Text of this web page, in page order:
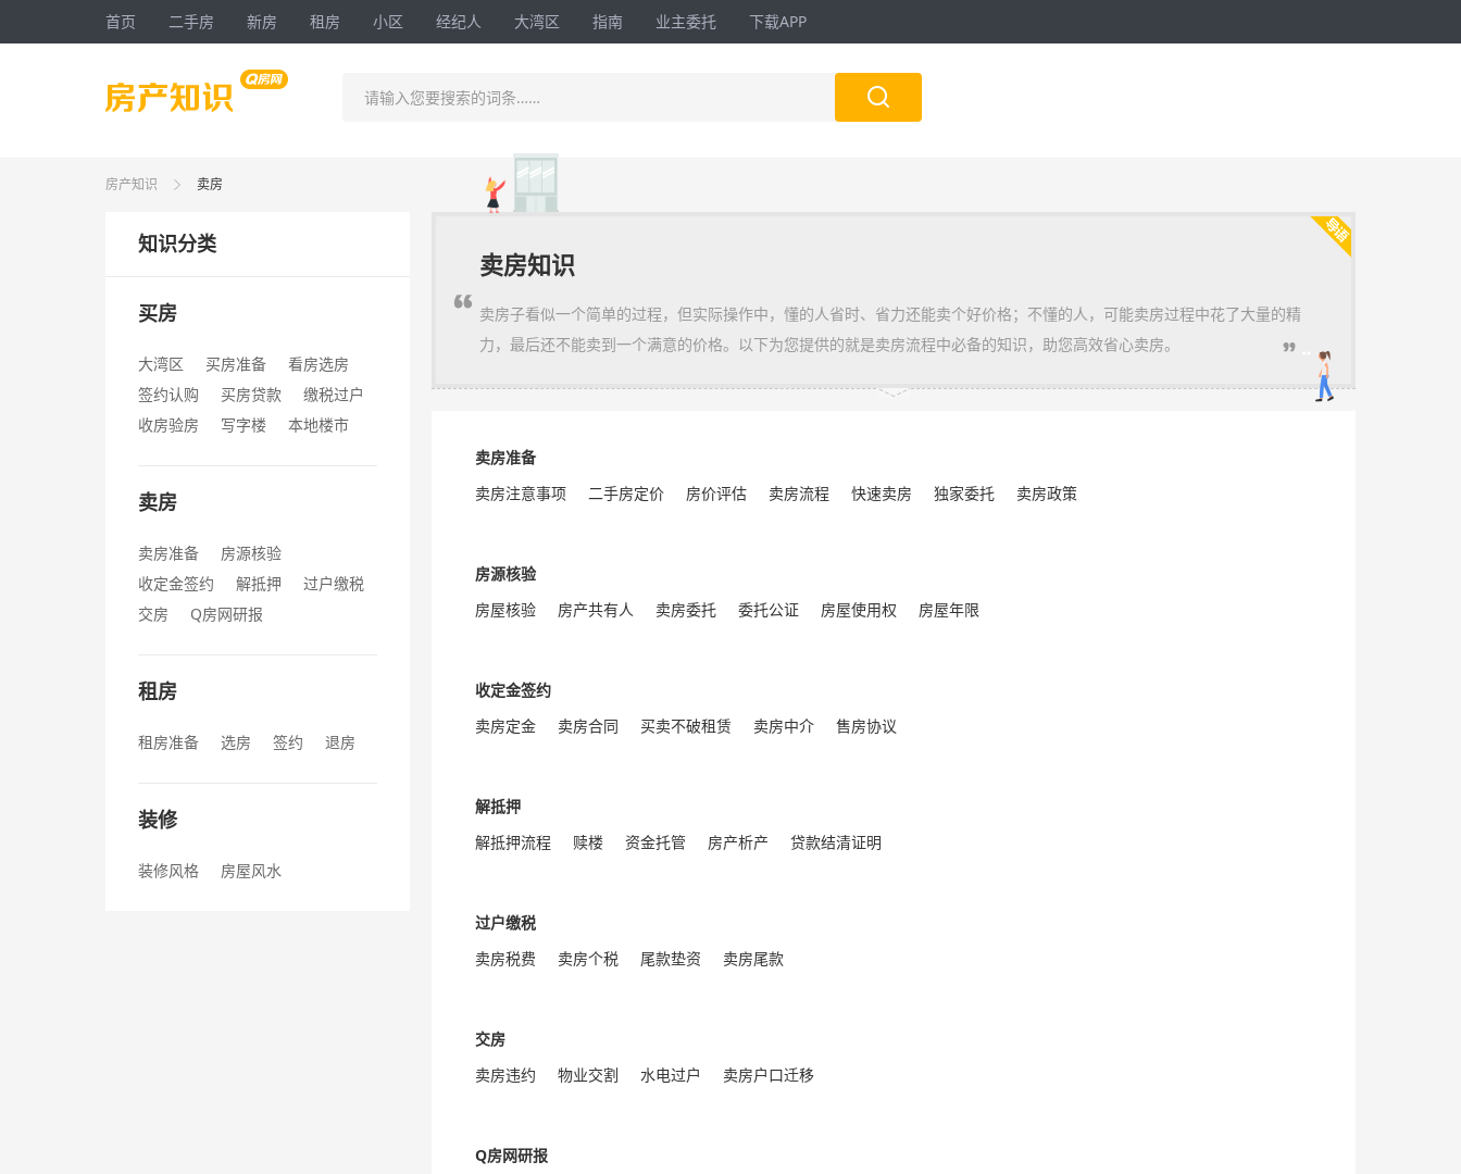
首页 二手房 新房 租房 小区 经纪人 大湾区 指南 业主委托 下载APP
请输入您要搜索的词条…… 
房产知识 卖房
知识分类
买房
大湾区 买房准备
看房选房
签约认购
买房贷款
缴税过户
收房验房
写字楼 本地楼市
卖房
卖房准备
房源核验
收定金签约
解抵押
过户缴税
交房
Q房网研报
租房
租房准备 选房 签约 退房
装修
装修风格 房屋风水
卖房知识
卖房子看似一个简单的过程，但实际操作中，懂的人省时、省力还能卖个好价格；不懂的人，可能卖房过程中花了大量的精
力，最后还不能卖到一个满意的价格。以下为您提供的就是卖房流程中必备的知识，助您高效省心卖房。
卖房准备
卖房注意事项
二手房定价 房价评估 卖房流程 快速卖房 独家委托 卖房政策
房源核验
房屋核验
房产共有人 卖房委托 委托公证 房屋使用权 房屋年限
收定金签约
卖房定金
卖房合同 买卖不破租赁 卖房中介 售房协议
解抵押
解抵押流程
赎楼 资金托管 房产析产 贷款结清证明
过户缴税
卖房税费
卖房个税 尾款垫资 卖房尾款
交房
卖房违约
物业交割 水电过户 卖房户口迁移
Q房网研报